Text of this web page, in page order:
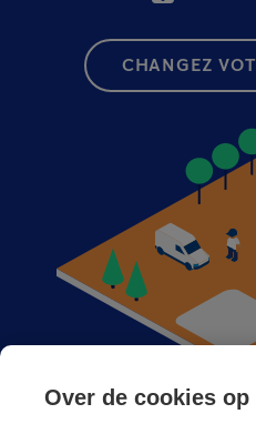
CHANGEZ
Anticimex
Over de cookies op